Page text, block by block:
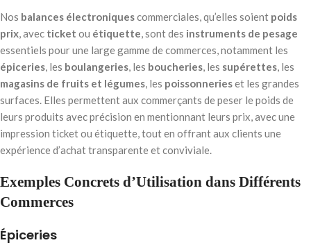
Nos balances électroniquescommerciales, qu’elles soient poids
prix, avec ticket ou étiquette, sont des instruments de pesage
essentiels pour une large gamme de commerces, notamment les
épiceries, les boulangeries, les boucheries, les supérettes, les
magasins de fruits et légumes, les poissonnerieset les grandes
surfaces. Elles permettent aux commerçants de peser le poids de
leurs produits avec précision en mentionnant leurs prix, avec une
impression ticket ou étiquette, tout en offrant aux clients une
expérience d’achat transparente et conviviale.
Exemples Concrets d’Utilisation dans Différents
Commerces
Épiceries